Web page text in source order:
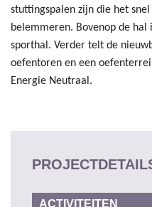
stuttingspalen zijn die het
belemmeren. Bovenop de
sporthal. Verder telt de
oefentoren en een
Energie Neutraal.
ACTIVITEITEN